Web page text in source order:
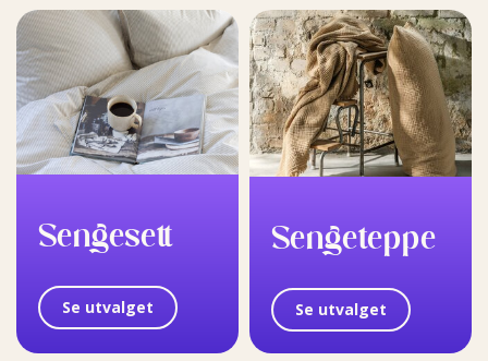
Sengesett
Se utvalget
Sengeteppe
Se utvalget